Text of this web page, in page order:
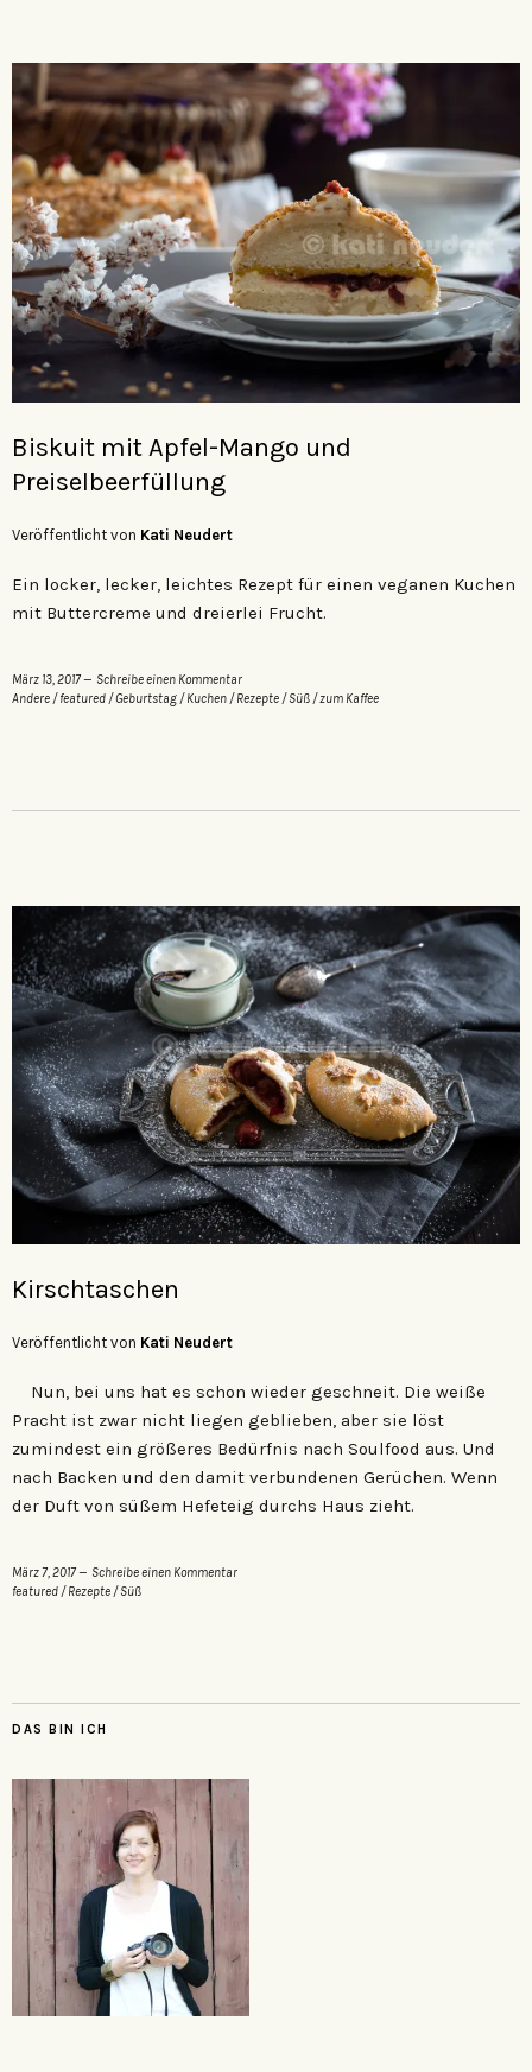
Biskuit mit Apfel-Mango und
Preiselbeerfüllung
Veröffentlicht von Kati Neudert
Ein locker, lecker, leichtes Rezept für einen veganen Kuchen
mit Buttercreme und dreierlei Frucht.
März 13, 2017
Schreibe einen Kommentar
Andere /featured /Geburtstag /Kuchen /Rezepte /Süß /zum Kaffee
Kirschtaschen
Veröffentlicht von Kati Neudert
Nun, bei uns hat es schon wieder geschneit. Die weiße
Pracht ist zwar nicht liegen geblieben, aber sie löst
zumindest ein größeres Bedürfnis nach Soulfood aus. Und
nach Backen und den damit verbundenen Gerüchen. Wenn
der Duft von süßem Hefeteig durchs Haus zieht.
März 7, 2017
Schreibe einen Kommentar
featured / Rezepte / Süß
DAS BIN ICH